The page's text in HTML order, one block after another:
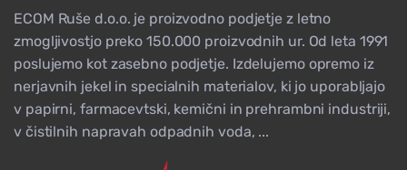
ECOM Ruše d.o.o. je proizvodno podjetje z letno
zmogljivostjo preko 150.000 proizvodnih ur. Od leta 1991
poslujemo kot zasebno podjetje. Izdelujemo opremo iz
nerjavnih jekel in specialnih materialov, ki jo uporabljajo
v papirni, farmacevtski, kemični in prehrambni industriji,
v čistilnih napravah odpadnih voda, ...